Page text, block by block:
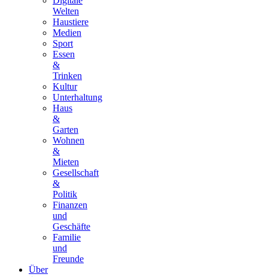
Welten
Haustiere
Medien
Sport
Essen
&
Trinken
Kultur
Unterhaltung
Haus
&
Garten
Wohnen
&
Mieten
Gesellschaft
&
Politik
Finanzen
und
Geschäfte
Familie
und
Freunde
Über